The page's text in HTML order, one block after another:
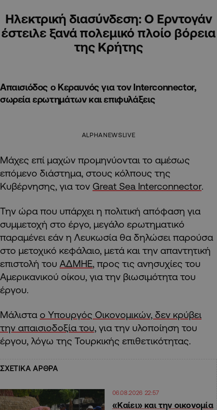
Ηλεκτρική διασύνδεση: Ο Ερντογάν
έστειλε ξανά πολεμικό πλοίο βόρεια
της Κρήτης
Απαισιόδος ο Κεραυνός για τον Interconnector,
σωρεία ερωτημάτων και επιφυλάξεις
ALPHANEWSLIVE
Μάχες επί μαχών προμηνύονται το αμέσως
επόμενο διάστημα, στους κόλπους της
Κυβέρνησης, για τον Great Sea Interconnector.
Την ώρα που υπάρχει η πολιτική απόφαση για
συμμετοχή στο έργο, μεγάλο ερωτηματικό
παραμένει εάν η Λευκωσία θα δηλώσει παρούσα
στο μετοχικό κεφάλαιο, μετά και την απαντητική
επιστολή του ΑΔΜΗΕ, προς τις ανησυχίες του
Αμερικανικού οίκου, για την βιωσιμότητα του
έργου.
Μάλιστα ο Υπουργός Οικονομικών, δεν κρύβει
την απαισιοδοξία του, για την υλοποίηση του
έργου, λόγω της Τουρκικής επιθετικότητας.
ΣΧΕΤΙΚΑ ΑΡΘΡΑ
06.08.2026 22:57
«Καίει» και την οικονομία